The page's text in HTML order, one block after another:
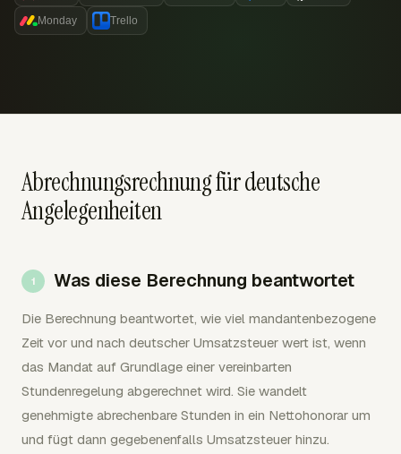
Monday Trello
Abrechnungsrechnung für deutsche
Angelegenheiten
Was diese Berechnung beantwortet
Die Berechnung beantwortet, wie viel mandantenbezogene
Zeit vor und nach deutscher Umsatzsteuer wert ist, wenn
das Mandat auf Grundlage einer vereinbarten
Stundenregelung abgerechnet wird. Sie wandelt
genehmigte abrechenbare Stunden in ein Nettohonorar um
und fügt dann gegebenenfalls Umsatzsteuer hinzu.